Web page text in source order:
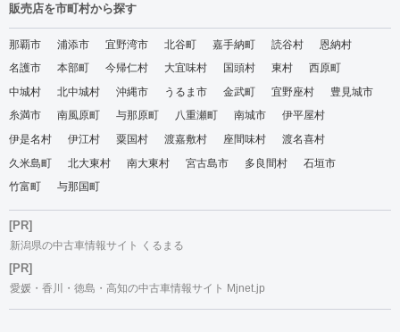
販売店を市町村から探す
那覇市 浦添市 宜野湾市 北谷町 嘉手納町 読谷村
恩納村
名護市
本部町 今帰仁村 大宜味村 国頭村 東村
西原町
中城村
北中城村 沖縄市 うるま市 金武町 宜野座村
豊見城市
糸満市
南風原町 与那原町 八重瀬町 南城市
伊平屋村
伊是名村
伊江村 粟国村 渡嘉敷村 座間味村
渡名喜村
久米島町
北大東村 南大東村 宮古島市 多良間村
石垣市
竹富町
与那国町
[PR]
新潟県の中古車情報サイト くるまる
[PR]
愛媛・香川・徳島・高知の中古車情報サイト Mjnet.jp